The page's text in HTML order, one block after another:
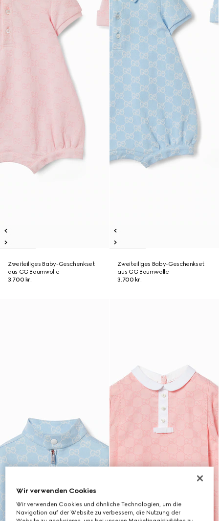
Zweiteiliges Baby-Geschenkset
aus GG Baumwolle
3.700 kr.
Zweiteiliges Baby-Geschenkset
aus GG Baumwolle
3.700 kr.
Wir verwenden Cookies
Wir verwenden Cookies und ähnliche Technologien, um die
Navigation auf der Website zu verbessern, die Nutzung der